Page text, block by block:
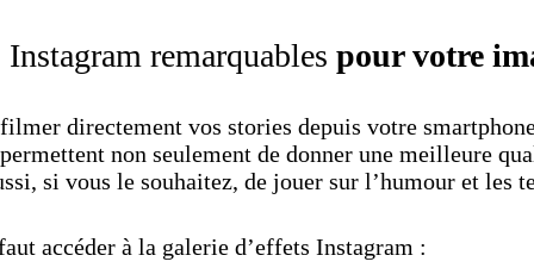
remarquables pour votre
directement vos stories depuis votre
non seulement de donner une meilleure
si vous le souhaitez, de jouer sur l’humour et les
accéder à la galerie d’effets Instagram :